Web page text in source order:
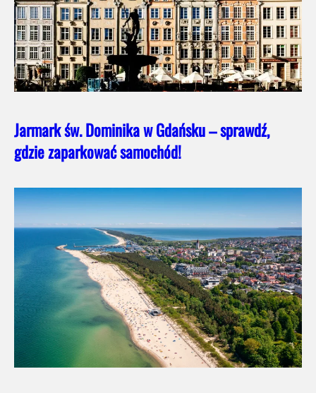
Jarmark św. Dominika w Gdańsku – sprawdź,
gdzie zaparkować samochód!